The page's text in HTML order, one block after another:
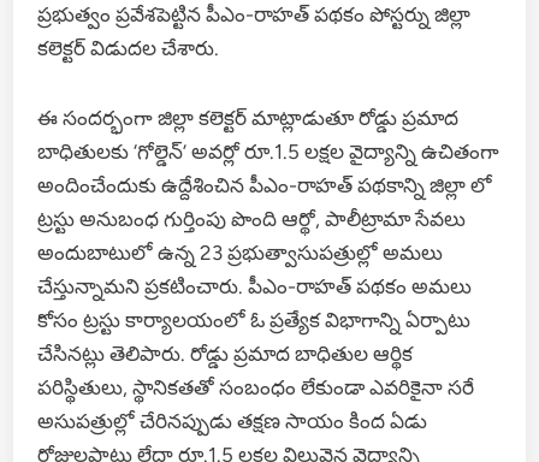
ప్రభుత్వం ప్రవేశపెట్టిన పీఎం-రాహత్ పథకం పోస్టర్ను జిల్లా
కలెక్టర్ విడుదల చేశారు.
ఈ సందర్భంగా జిల్లా కలెక్టర్ మాట్లాడుతూ రోడ్డు ప్రమాద
బాధితులకు ‘గోల్డెన్’ అవర్లో రూ.1.5 లక్షల వైద్యాన్ని ఉచితంగా
అందించేందుకు ఉద్దేశించిన పీఎం-రాహత్ పథకాన్ని జిల్లా లో
ట్రస్టు అనుబంధ గుర్తింపు పొంది ఆర్థో, పాలీట్రామా సేవలు
అందుబాటులో ఉన్న 23 ప్రభుత్వాసుపత్రుల్లో అమలు
చేస్తున్నామని ప్రకటించారు. పీఎం-రాహత్ పథకం అమలు
కోసం ట్రస్టు కార్యాలయంలో ఓ ప్రత్యేక విభాగాన్ని ఏర్పాటు
చేసినట్లు తెలిపారు. రోడ్డు ప్రమాద బాధితుల ఆర్థిక
పరిస్థితులు, స్థానికతతో సంబంధం లేకుండా ఎవరికైనా సరే
అసుపత్రుల్లో చేరినప్పుడు తక్షణ సాయం కింద ఏడు
రోజులపాటు లేదా రూ.1.5 లక్షల విలువైన వైద్యాన్ని